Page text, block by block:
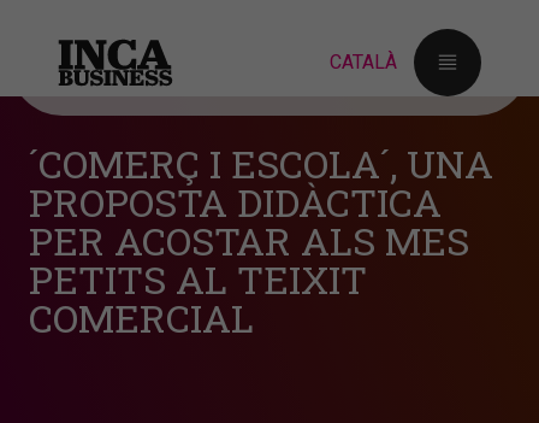
´COMERÇ I ESCOLA´, UNA
PROPOSTA DIDÀCTICA
PER ACOSTAR ALS MES
PETITS AL TEIXIT
COMERCIAL
"Comerç i escola"és un programa de l'IDI en
el qual ha col·laborat l'Ajuntament d'Inca amb
l'objectiu que l'alumnat dels centres escolars
es familiaritzi amb el petit comerç.